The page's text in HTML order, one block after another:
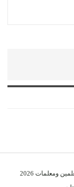
ومعلمات